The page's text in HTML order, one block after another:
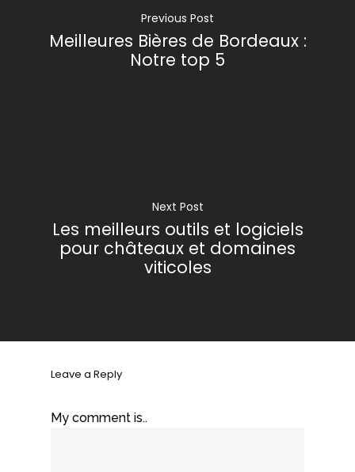
Previous Post
Meilleures Bières de Bordeaux :
Notre top 5
Next Post
Les meilleurs outils et logiciels
pour châteaux et domaines
viticoles
Leave a Reply
My comment is..